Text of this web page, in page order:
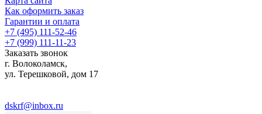
Как оформить заказ
Гарантии и оплата
+7 (495) 111-52-46
+7 (999) 111-11-23
Заказать звонок
г. Волоколамск,
ул. Терешковой, дом 17
dskrf@inbox.ru